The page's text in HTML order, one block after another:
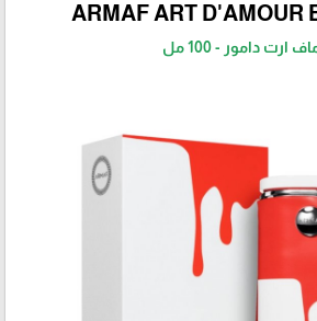
ARMAF ART D'AMOUR
ارت دامور - 100 مل